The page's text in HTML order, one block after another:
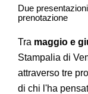
Due
prenotazione
Tra maggio e
Stampalia di
attraverso tre
di chi l'ha